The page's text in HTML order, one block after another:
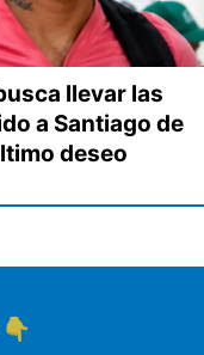
llevar las
a Santiago de
deseo